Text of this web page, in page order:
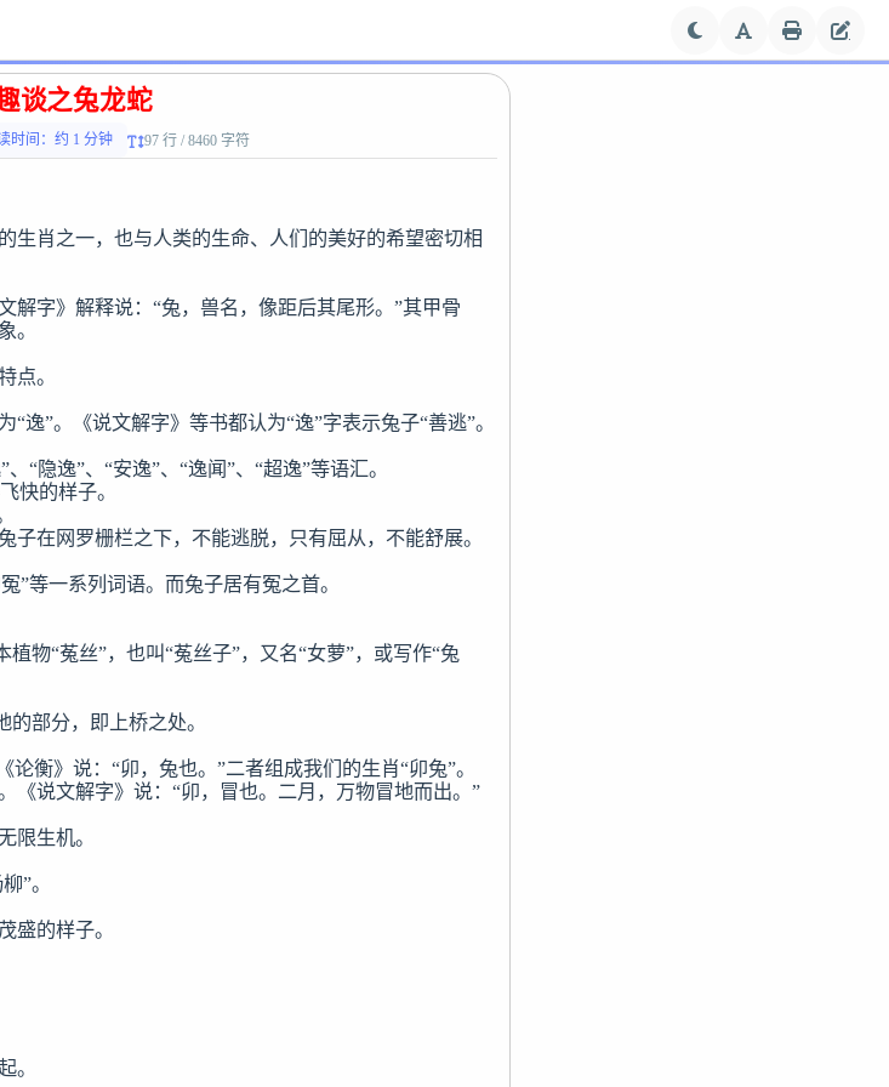
谈之兔龙蛇
时间：约 1 分钟 97 行 / 8460 字符
生肖之一，也与人类的生命、人们的美好的希望密切相
解字》解释说：“兔，兽名，像距后其尾形。”其甲骨
。
点。
逸”。《说文解字》等书都认为“逸”字表示兔子“善逃”。
“隐逸”、“安逸”、“逸闻”、“超逸”等语汇。
快的样子。
子在网罗栅栏之下，不能逃脱，只有屈从，不能舒展。
”等一系列词语。而兔子居有冤之首。
植物“菟丝”，也叫“菟丝子”，又名“女萝”，或写作“兔
的部分，即上桥之处。
衡》说：“卯，兔也。”二者组成我们的生肖“卯兔”。
《说文解字》说：“卯，冒也。二月，万物冒地而出。”
限生机。
”。
盛的样子。
。